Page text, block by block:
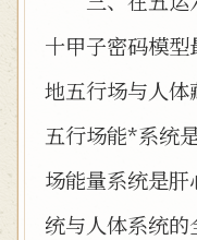
十甲子密码模
地五行场与人
五行场能*系统
场能量系统是
统与人体系统